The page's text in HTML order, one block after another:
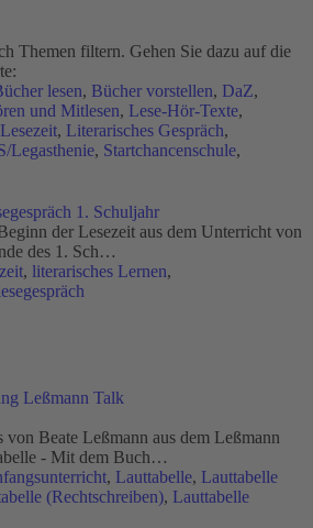
Themen filtern. Gehen Sie dazu auf die
lesen, Bücher vorstellen, DaZ,
und Mitlesen, Lese-Hör-Texte,
Lesezeit, Literarisches Gespräch,
Legasthenie, Startchancenschule,
1. Schuljahr
der Lesezeit aus dem Unterricht von
des 1. Sch…
, literarisches Lernen,
Leßmann Talk
Beate Leßmann aus dem Leßmann
- Mit dem Buch…
, Lauttabelle, Lauttabelle
(Rechtschreiben), Lauttabelle